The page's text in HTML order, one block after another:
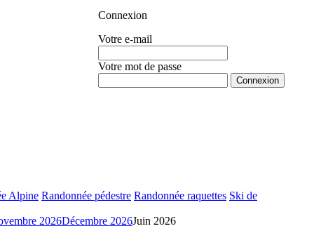
Connexion
Votre e-mail
Votre mot de passe
Alpine Randonnée pédestre Randonnée raquettes Ski de
2026Décembre 2026Juin 2026